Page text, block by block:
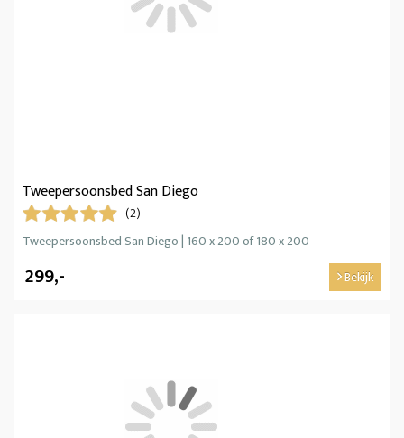
Tweepersoonsbed San Diego
(2)
Tweepersoonsbed San Diego | 160 x 200 of 180 x 200
299,- Bekijk